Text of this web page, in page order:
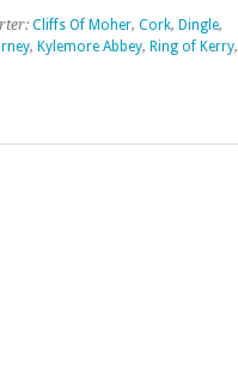
Cliffs Of Moher, Cork, Dingle,
, Kylemore Abbey, Ring of Kerry,